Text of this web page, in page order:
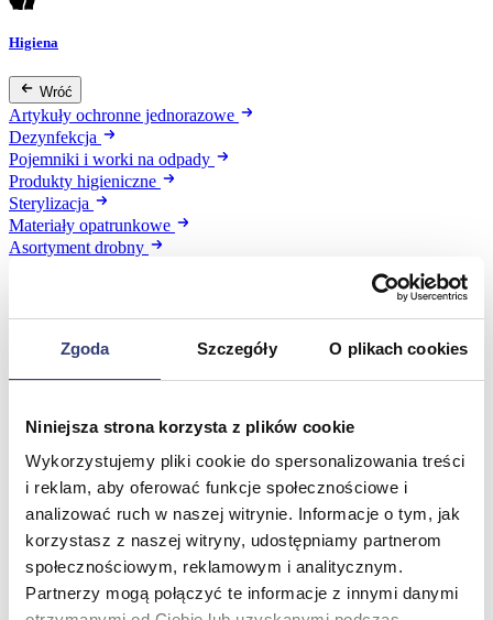
Zgoda Szczegóły O plikach cookies
Niniejsza strona korzysta z plików cookie
Wykorzystujemy pliki cookie do spersonalizowania treści
i reklam, aby oferować funkcje społecznościowe i
analizować ruch w naszej witrynie. Informacje o tym, jak
korzystasz z naszej witryny, udostępniamy partnerom
społecznościowym, reklamowym i analitycznym.
Partnerzy mogą połączyć te informacje z innymi danymi
Higiena
Wróć
Artykuły ochronne jednorazowe
Dezynfekcja
Pojemniki i worki na odpady
Produkty higieniczne
Sterylizacja
Materiały opatrunkowe
Asortyment drobny
Profilaktyka i diagnostyka
Wróć
Pulsoksymetry
Ciśnieniomierze
Instrumenty diagnostyczne
Artykuły Przeciwodleżynowe
Stetoskopy
Termometry
Zobacz wszystko